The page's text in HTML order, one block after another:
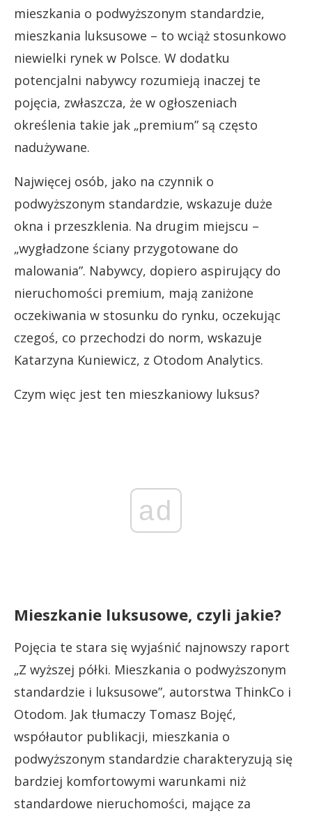
mieszkania o podwyższonym standardzie,
mieszkania luksusowe – to wciąż stosunkowo
niewielki rynek w Polsce. W dodatku
potencjalni nabywcy rozumieją inaczej te
pojęcia, zwłaszcza, że w ogłoszeniach
określenia takie jak „premium” są często
nadużywane.
Najwięcej osób, jako na czynnik o
podwyższonym standardzie, wskazuje duże
okna i przeszklenia. Na drugim miejscu –
„wygładzone ściany przygotowane do
malowania”. Nabywcy, dopiero aspirujący do
nieruchomości premium, mają zaniżone
oczekiwania w stosunku do rynku, oczekując
czegoś, co przechodzi do norm, wskazuje
Katarzyna Kuniewicz, z Otodom Analytics.
Czym więc jest ten mieszkaniowy luksus?
ad
Mieszkanie luksusowe, czyli jakie?
Pojęcia te stara się wyjaśnić najnowszy raport
„Z wyższej półki. Mieszkania o podwyższonym
standardzie i luksusowe”, autorstwa ThinkCo i
Otodom. Jak tłumaczy Tomasz Bojęć,
współautor publikacji, mieszkania o
podwyższonym standardzie charakteryzują się
bardziej komfortowymi warunkami niż
standardowe nieruchomości, mające za